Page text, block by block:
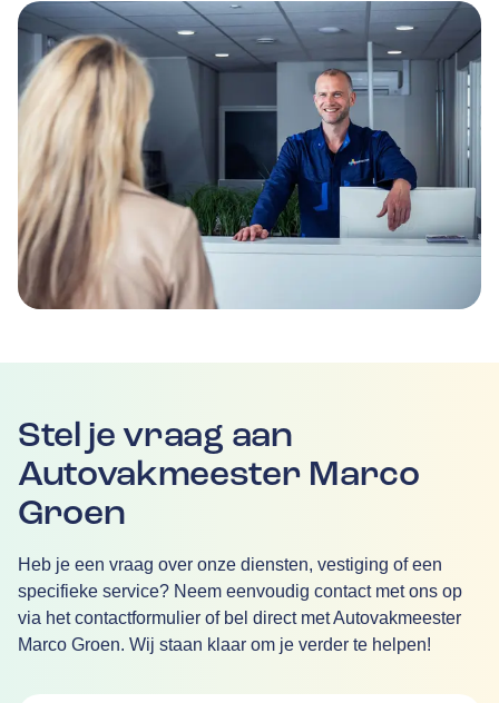
Stel je vraag aan
Autovakmeester Marco
Groen
Heb je een vraag over onze diensten, vestiging of een
specifieke service? Neem eenvoudig contact met ons op
via het contactformulier of bel direct met Autovakmeester
Marco Groen. Wij staan klaar om je verder te helpen!